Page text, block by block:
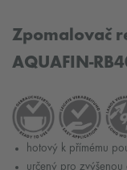
Zpomalovač
AQUAFIN-
hotový k přímému
určený pro